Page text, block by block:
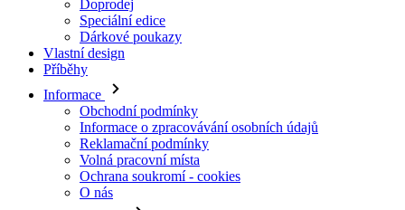
Informace
Obchodní podmínky
Informace o zpracovávání osobních údajů
Reklamační podmínky
Volná pracovní místa
Ochrana soukromí - cookies
O nás
Pro zákazníky
Ke stažení
Platební podmínky
Doprava a její ceny
Nejčastější dotazy